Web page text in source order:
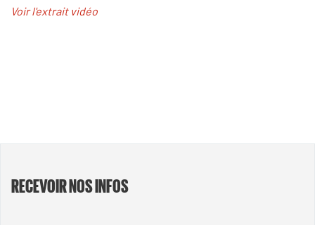
Voir l'extrait vidéo
RECEVOIR NOS INFOS